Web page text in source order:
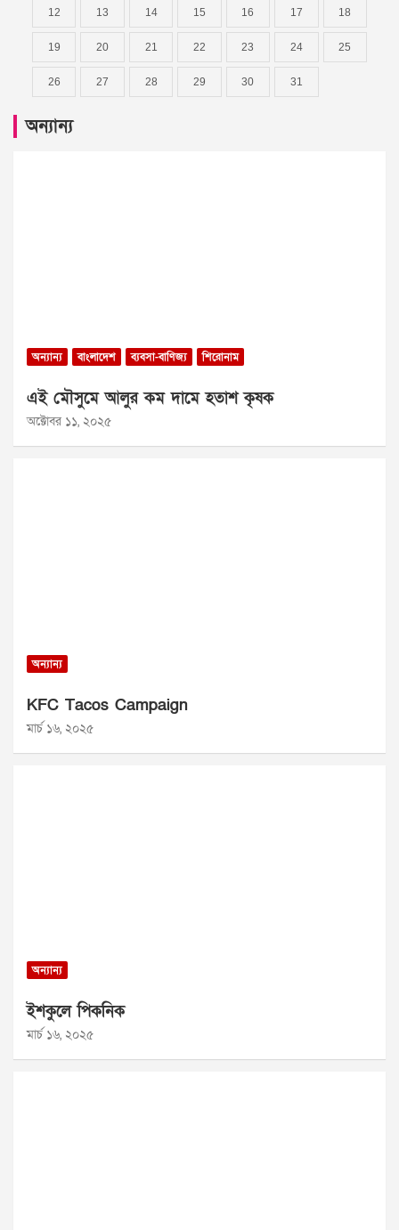
12 13 14 15 16 17 18
19 20 21 22 23 24 25
26 27 28 29 30 31
অন্যান্য
অন্যান্য বাংলাদেশ ব্যবসা-বাণিজ্য শিরোনাম
এই মৌসুমে আলুর কম দামে হতাশ কৃষক
অক্টোবর ১১, ২০২৫
অন্যান্য
KFC Tacos Campaign
মার্চ ১৬, ২০২৫
অন্যান্য
ইশকুলে পিকনিক
মার্চ ১৬, ২০২৫